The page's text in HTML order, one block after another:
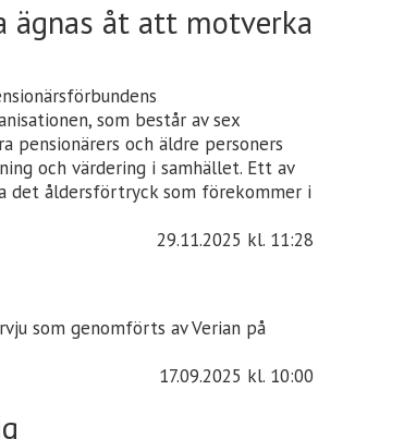
ägnas åt att motverka
som består av sex
pensionärers och äldre personers
och värdering i samhället. Ett av
det åldersförtryck som förekommer i
29.11.2025 kl. 11:28
som genomförts av Verian på
17.09.2025 kl. 10:00